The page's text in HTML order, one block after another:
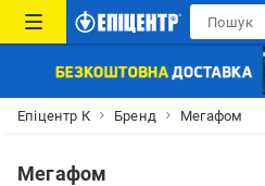
Епіцентр К Бренд Мегафом
Мегафом